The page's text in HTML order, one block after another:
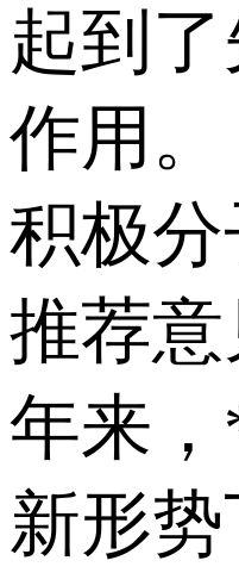
起到
作用
积极
推荐
年来
新形